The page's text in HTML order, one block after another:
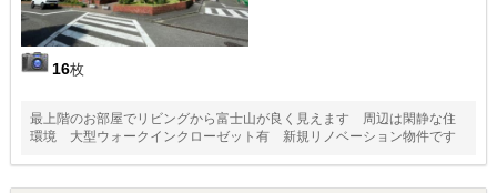
16枚
最上階のお部屋でリビングから富士山が良く見えます 周辺は閑静な住
環境 大型ウォークインクローゼット有 新規リノベーション物件です